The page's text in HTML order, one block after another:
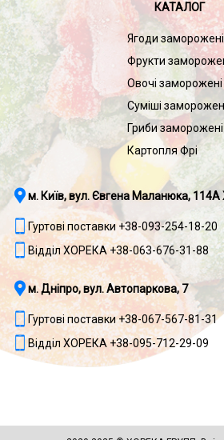
КАТАЛОГ
Ягоди заморожені
Фрукти
Овочі заморожені
Суміші
Гриби заморожені
Картопля Фрі
м. Київ, вул. Євгена Маланюка,
Гуртові поставки +38-093-254-18-20
Відділ ХОРЕКА +38-063-676-31-88
м. Дніпро, вул. Автопаркова, 7
Гуртові поставки +38-067-567-81-31
Відділ ХОРЕКА +38-095-712-29-09